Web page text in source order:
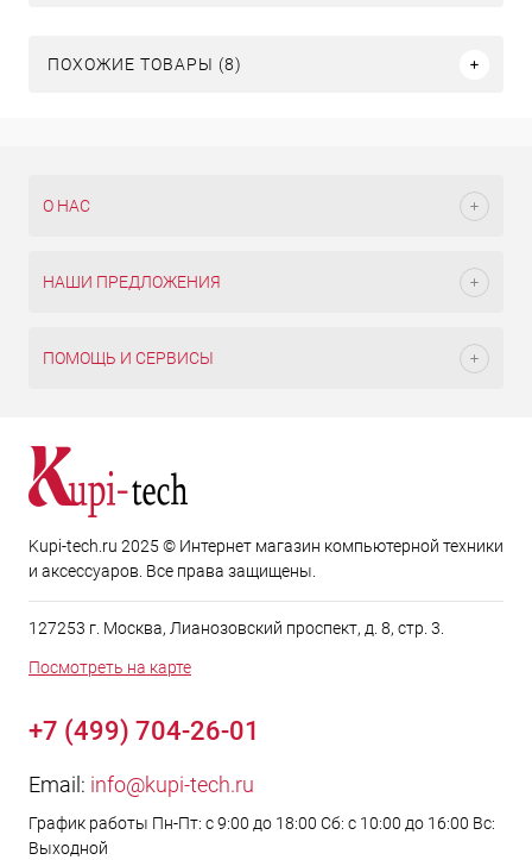
ПОХОЖИЕ ТОВАРЫ (8)
О НАС
НАШИ ПРЕДЛОЖЕНИЯ
ПОМОЩЬ И СЕРВИСЫ
Kupi-tech.ru 2025 © Интернет магазин компьютерной техники
и аксессуаров. Все права защищены.
127253 г. Москва, Лианозовский проспект, д. 8, стр. 3.
Посмотреть на карте
+7 (499) 704-26-01
Email: info@kupi-tech.ru
График работы Пн-Пт: с 9:00 до 18:00 Сб: с 10:00 до 16:00 Вс:
Выходной